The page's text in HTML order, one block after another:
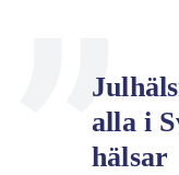
alla i
hälsar